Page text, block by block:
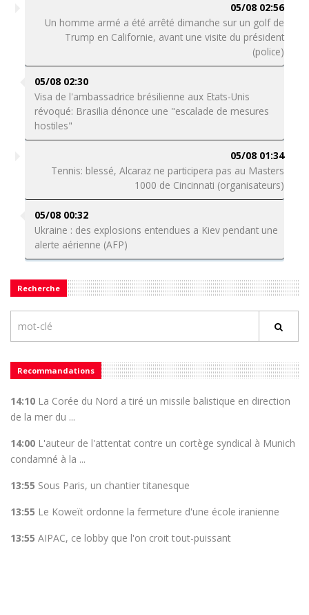
05/08 02:56
Un homme armé a été arrêté dimanche sur un golf de
Trump en Californie, avant une visite du président
(police)
05/08 02:30
Visa de l'ambassadrice brésilienne aux Etats-Unis
révoqué: Brasilia dénonce une "escalade de mesures
hostiles"
05/08 01:34
Tennis: blessé, Alcaraz ne participera pas au Masters
1000 de Cincinnati (organisateurs)
05/08 00:32
Ukraine : des explosions entendues a Kiev pendant une
alerte aérienne (AFP)
Recherche
Recommandations
14:10 La Corée du Nord a tiré un missile balistique en direction
de la mer du ...
14:00 L'auteur de l'attentat contre un cortège syndical à Munich
condamné à la ...
13:55 Sous Paris, un chantier titanesque
13:55 Le Koweït ordonne la fermeture d'une école iranienne
13:55 AIPAC, ce lobby que l'on croit tout-puissant